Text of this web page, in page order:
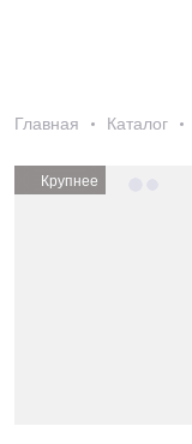
Главная Каталог
Крупнее